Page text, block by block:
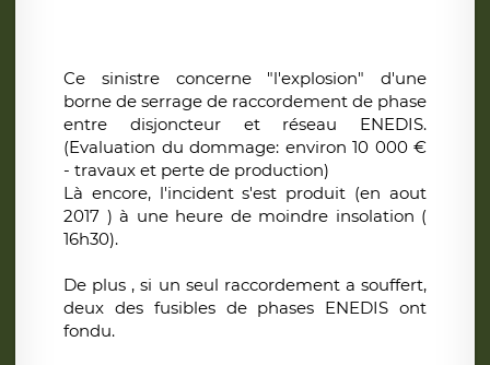
Ce sinistre concerne "l'explosion" d'une
borne de serrage de raccordement de phase
entre disjoncteur et réseau ENEDIS.
(Evaluation du dommage: environ 10 000 €
- travaux et perte de production)
Là encore, l'incident s'est produit (en aout
2017 ) à une heure de moindre insolation (
16h30).
De plus , si un seul raccordement a souffert,
deux des fusibles de phases ENEDIS ont
fondu.